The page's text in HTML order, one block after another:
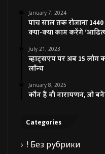
January 7, 2024
पांच साल तक रोजाना
क्या-क्या काम करेंगे
July 21, 2023
व्हाट्सएप पर अब 15
लॉन्च
January 8, 2025
कौन हैं वी नारायणन, जो
Categories
! Без рубрики